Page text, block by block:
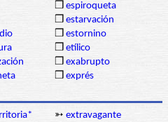
❒ espiroqueta
❒ estarvación
❒ estornino
❒ etílico
❒ exabrupto
❒ exprés
➳ extravagante